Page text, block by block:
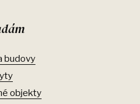
budovy
objekty